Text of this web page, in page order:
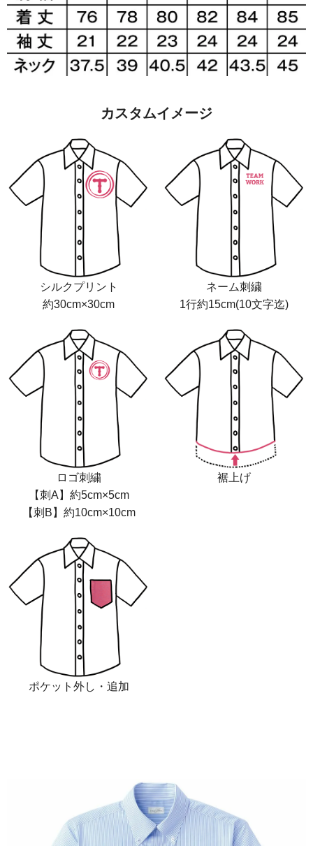
カスタムイメージ
シルクプリント
約30cm×30cm
ネーム刺繍
1行約15cm(10文字迄)
ロゴ刺繍
【刺A】約5cm×5cm
【刺B】約10cm×10cm
裾上げ
ポケット外し・追加